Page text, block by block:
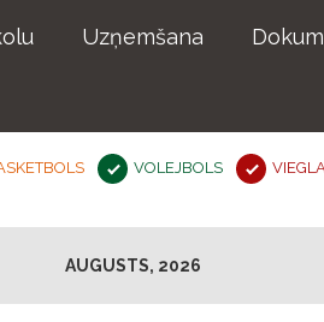
Uzņemšana
VOLEJBOLS
AUGUSTS, 2026